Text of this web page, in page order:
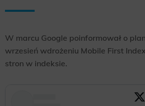
W marcu Google poinformował o
wrzesień wdrożeniu Mobile First
stron w indeksie.